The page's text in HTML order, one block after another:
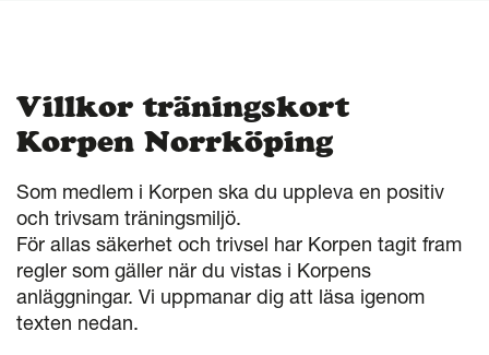
Villkor träningskort
Korpen Norrköping
Som medlem i Korpen ska du uppleva en positiv
och trivsam träningsmiljö.
För allas säkerhet och trivsel har Korpen tagit fram
regler som gäller när du vistas i Korpens
anläggningar. Vi uppmanar dig att läsa igenom
texten nedan.